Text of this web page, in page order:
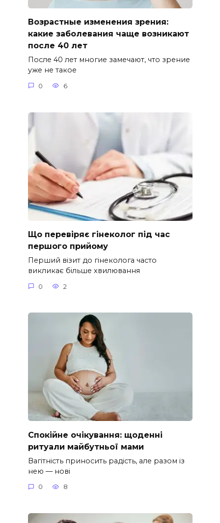
Возрастные изменения зрения:
какие заболевания чаще возникают
после 40 лет
После 40 лет многие замечают, что зрение
уже не такое
0 6
Що перевіряє гінеколог під час
першого прийому
Перший візит до гінеколога часто
викликає більше хвилювання
0 2
Спокійне очікування: щоденні
ритуали майбутньої мами
Вагітність приносить радість, але разом із
нею — нові
0 8